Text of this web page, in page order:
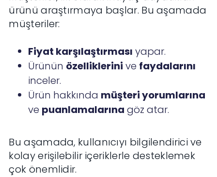
ürünü araştırmaya başlar. Bu aşamada
müşteriler:
Fiyat karşılaştırması yapar.
Ürünün özelliklerini ve faydalarını
inceler.
Ürün hakkında müşteri yorumlarına
ve puanlamalarına göz atar.
Bu aşamada, kullanıcıyı bilgilendirici ve
kolay erişilebilir içeriklerle desteklemek
çok önemlidir.